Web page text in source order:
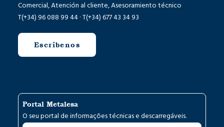
Comercial, Atención al cliente, Asesoramiento técnico
T(+34) 96 088 99 44 · T(+34) 677 43 34 93
Escríbenos
Portal Metalesa
O seu portal de informações técnicas e descarregáveis.